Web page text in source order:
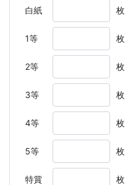
白紙 枚
1等 枚
2等 枚
3等 枚
4等 枚
5等 枚
特賞 枚